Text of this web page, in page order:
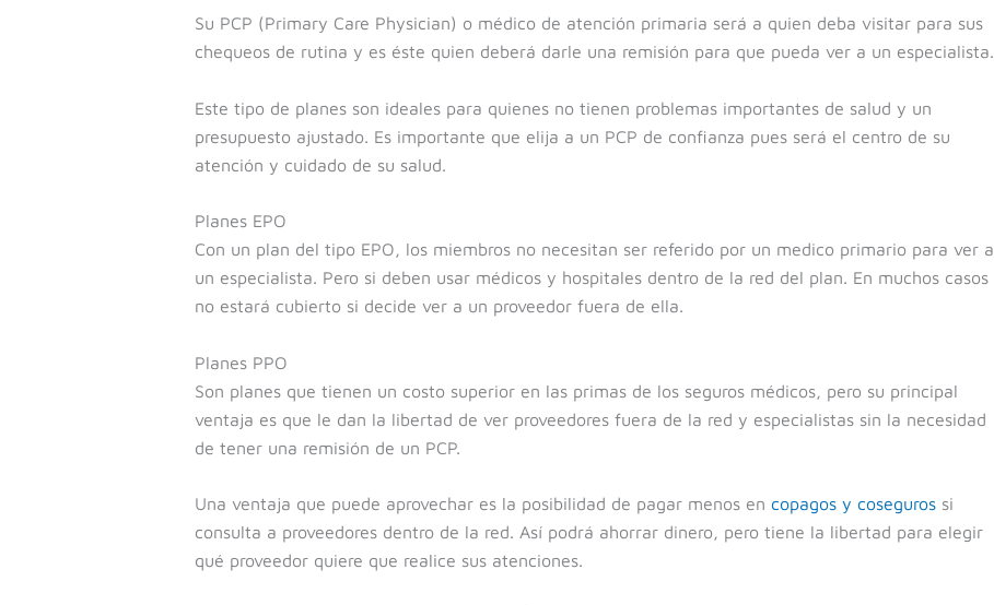
Su PCP (Primary Care Physician) o médico de atención primaria será a quien deba visitar para sus
chequeos de rutina y es éste quien deberá darle una remisión para que pueda ver a un especialista.
Este tipo de planes son ideales para quienes no tienen problemas importantes de salud y un
presupuesto ajustado. Es importante que elija a un PCP de confianza pues será el centro de su
atención y cuidado de su salud.
Planes EPO
Con un plan del tipo EPO, los miembros no necesitan ser referido por un medico primario para ver a
un especialista. Pero si deben usar médicos y hospitales dentro de la red del plan. En muchos casos
no estará cubierto si decide ver a un proveedor fuera de ella.
Planes PPO
Son planes que tienen un costo superior en las primas de los seguros médicos, pero su principal
ventaja es que le dan la libertad de ver proveedores fuera de la red y especialistas sin la necesidad
de tener una remisión de un PCP.
Una ventaja que puede aprovechar es la posibilidad de pagar menos en copagos y cosegurossi
consulta a proveedores dentro de la red. Así podrá ahorrar dinero, pero tiene la libertad para elegir
qué proveedor quiere que realice sus atenciones.